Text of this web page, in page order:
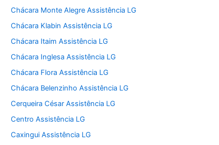
Chácara Monte Alegre Assistência LG
Chácara Klabin Assistência LG
Chácara Itaim Assistência LG
Chácara Inglesa Assistência LG
Chácara Flora Assistência LG
Chácara Belenzinho Assistência LG
Cerqueira César Assistência LG
Centro Assistência LG
Caxingui Assistência LG